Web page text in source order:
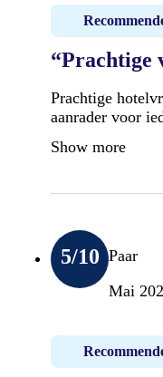
“Prachtige
Prachtige
aanrader voor
Show more
5/10 Paar
Mai